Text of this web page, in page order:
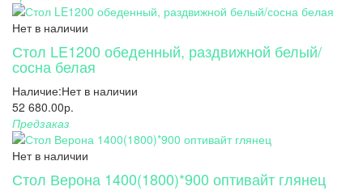
Нет в наличии
Стол LE1200 обеденный, раздвижной белый/
сосна белая
Наличие:Нет в наличии
52 680.00р.
Предзаказ
Нет в наличии
Стол Верона 1400(1800)*900 оптивайт глянец